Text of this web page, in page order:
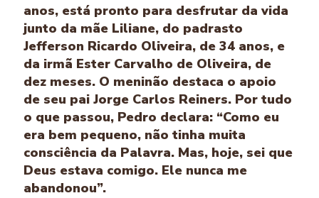
anos, está pronto para desfrutar da vida
junto da mãe Liliane, do padrasto
Jefferson Ricardo Oliveira, de 34 anos, e
da irmã Ester Carvalho de Oliveira, de
dez meses. O meninão destaca o apoio
de seu pai Jorge Carlos Reiners. Por tudo
o que passou, Pedro declara: “Como eu
era bem pequeno, não tinha muita
consciência da Palavra. Mas, hoje, sei que
Deus estava comigo. Ele nunca me
abandonou”.